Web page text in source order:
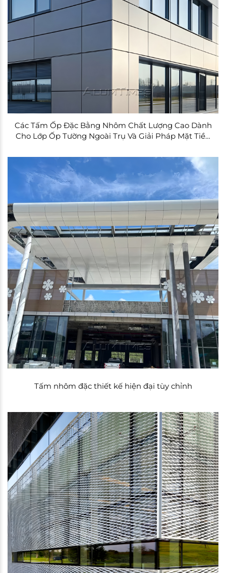
Các Tấm Ốp Đặc Bằng Nhôm Chất Lượng Cao Dành
Cho Lớp Ốp Tường Ngoài Trụ Và Giải Pháp Mặt Tiền
Tấm nhôm đặc thiết kế hiện đại tùy chỉnh